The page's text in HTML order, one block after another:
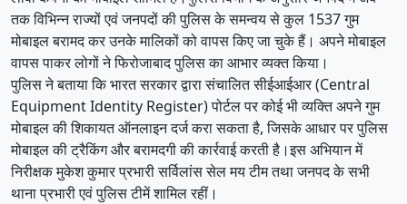
तक विभिन्न राज्यों एवं जनपदों की पुलिस के समन्वय से कुल 1537 गुम
मोबाइल बरामद कर उनके मालिकों को वापस किए जा चुके हैं। अपने मोबाइल
वापस पाकर लोगों ने फिरोजाबाद पुलिस का आभार व्यक्त किया।
पुलिस ने बताया कि भारत सरकार द्वारा संचालित सीईआईआर (Central
Equipment Identity Register) पोर्टल पर कोई भी व्यक्ति अपने गुम
मोबाइल की शिकायत ऑनलाइन दर्ज करा सकता है, जिसके आधार पर पुलिस
मोबाइल की ट्रैकिंग और बरामदगी की कार्रवाई करती है।इस अभियान में
निरीक्षक मुकेश कुमार प्रभारी सर्विलांस सेल मय टीम तथा जनपद के सभी
थाना प्रभारी एवं पुलिस टीमें शामिल रहीं।